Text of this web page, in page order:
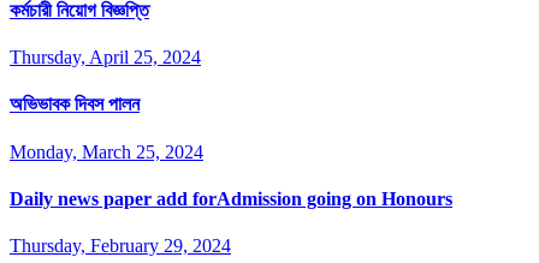
কর্মচারী নিয়োগ বিজ্ঞপ্তি
Thursday, April 25, 2024
অভিভাবক দিবস পালন
Monday, March 25, 2024
Daily news paper add forAdmission going on Honours
Thursday, February 29, 2024